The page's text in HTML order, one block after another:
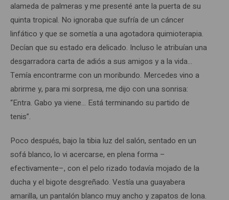
alameda de palmeras y me presenté ante la puerta de su
quinta tropical. No ignoraba que sufría de un cáncer
linfático y que se sometía a una agotadora quimioterapia.
Decían que su estado era delicado. Incluso le atribuían una
desgarradora carta de adiós a sus amigos y a la vida…
Temía encontrarme con un moribundo. Mercedes vino a
abrirme y, para mi sorpresa, me dijo con una sonrisa:
“Entra. Gabo ya viene… Está terminando su partido de
tenis”.
Poco después, bajo la tibia luz del salón, sentado en un
sofá blanco, lo vi acercarse, en plena forma –
efectivamente–, con el pelo rizado todavía mojado de la
ducha y el bigote desgreñado. Vestía una guayabera
amarilla, un pantalón blanco muy ancho y zapatos de lona.